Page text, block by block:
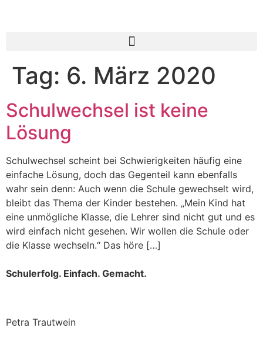
Tag: 6. März 2020
Schulwechsel ist keine
Lösung
Schulwechsel scheint bei Schwierigkeiten häufig eine
einfache Lösung, doch das Gegenteil kann ebenfalls
wahr sein denn: Auch wenn die Schule gewechselt wird,
bleibt das Thema der Kinder bestehen. „Mein Kind hat
eine unmögliche Klasse, die Lehrer sind nicht gut und es
wird einfach nicht gesehen. Wir wollen die Schule oder
die Klasse wechseln.“ Das höre […]
Schulerfolg. Einfach. Gemacht.
Petra Trautwein